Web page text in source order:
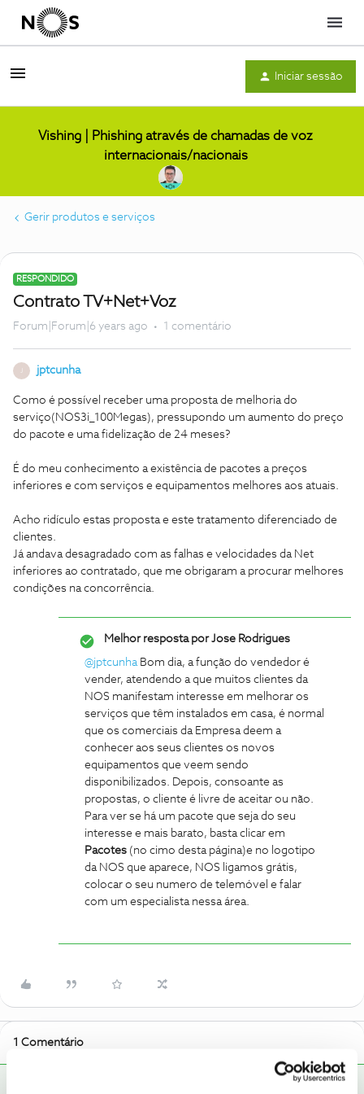
Menu
Iniciar sessão
Vishing | Phishing através de chamadas de voz
internacionais/nacionais
Gerir produtos e serviços
RESPONDIDO
Contrato TV+Net+Voz
Forum|Forum|6 years ago 1 comentário
jptcunha
Como é possível receber uma proposta de melhoria do
serviço(NOS3i_100Megas), pressupondo um aumento do preço
do pacote e uma fidelização de 24 meses?
É do meu conhecimento a existência de pacotes a preços
inferiores e com serviços e equipamentos melhores aos atuais.
Acho ridículo estas proposta e este tratamento diferenciado de
clientes.
Já andava desagradado com as falhas e velocidades da Net
inferiores ao contratado, que me obrigaram a procurar melhores
condições na concorrência.
Melhor resposta porJose Rodrigues
@jptcunhaBom dia, a função do vendedor é
vender, atendendo a que muitos clientes da
NOS manifestam interesse em melhorar os
serviços que têm instalados em casa, é normal
que os comerciais da Empresa deem a
conhecer aos seus clientes os novos
equipamentos que veem sendo
disponibilizados. Depois, consoante as
propostas, o cliente é livre de aceitar ou não.
Para ver se há um pacote que seja do seu
interesse e mais barato, basta clicar em
Pacotes (no cimo desta página)e no logotipo
da NOS que aparece, NOS ligamos grátis,
colocar o seu numero de telemóvel e falar
com um especialista nessa área.
1 Comentário